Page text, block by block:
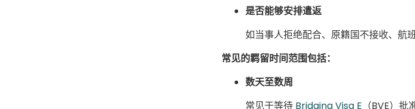
是否能够安排遣返
如当事人拒绝配合、原籍国不接收、航
常见的羁留时间范围包括：
数天至数周
常见于等待 Bridging Visa E （BVE）